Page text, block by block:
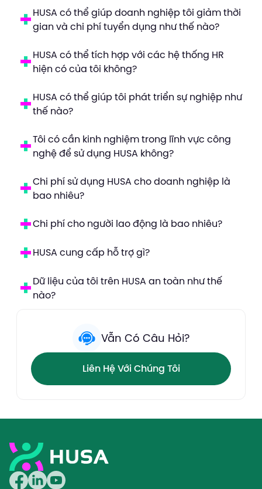
HUSA có thể giúp doanh nghiệp tôi giảm thời
gian và chi phí tuyển dụng như thế nào?
HUSA có thể tích hợp với các hệ thống HR
hiện có của tôi không?
HUSA có thể giúp tôi phát triển sự nghiệp như
thế nào?
Tôi có cần kinh nghiệm trong lĩnh vực công
nghệ để sử dụng HUSA không?
Chi phí sử dụng HUSA cho doanh nghiệp là
bao nhiêu?
Chi phí cho người lao động là bao nhiêu?
HUSA cung cấp hỗ trợ gì?
Dữ liệu của tôi trên HUSA an toàn như thế
nào?
Vẫn Có Câu Hỏi?
Liên Hệ Với Chúng Tôi